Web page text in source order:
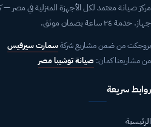
مركز صيانة معتمد لكل الأجهزة المنزلية في مصر
جهاز. خدمة ٢٤ ساعة بضمان موثق.
بروجكت من ضمن مشاريع شركةسمارت سيرفيس
من مشاريعنا كمان: صيانة توشيبا مصر
روابط سريعة
الرئيسية